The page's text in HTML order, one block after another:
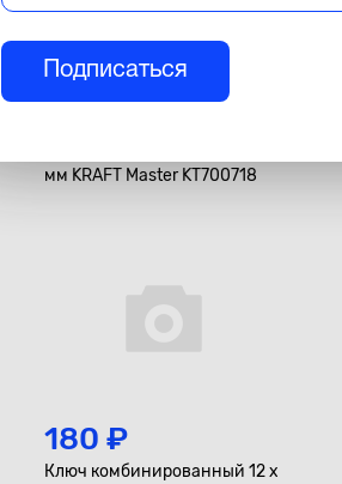
мм KRAFT Master KT700718
180 ₽
Ключ комбинированный 12 x
Подписаться